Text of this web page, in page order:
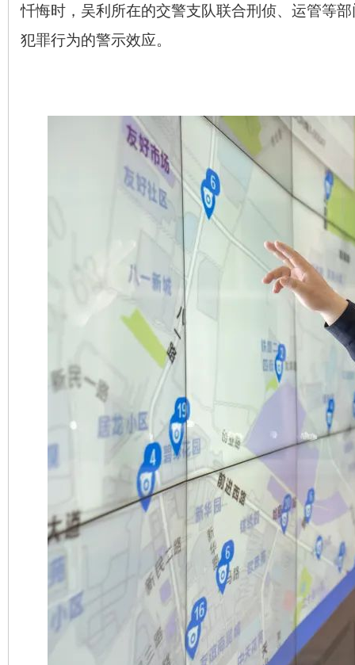
忏悔时，吴利所在的交警支队联合刑侦、运管等
犯罪行为的警示效应。